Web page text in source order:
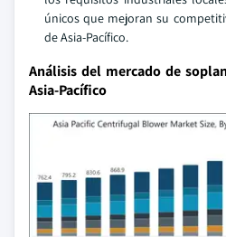
únicos que mejoran su
de Asia-Pacífico.
Análisis del mercado de
Asia-Pacífico